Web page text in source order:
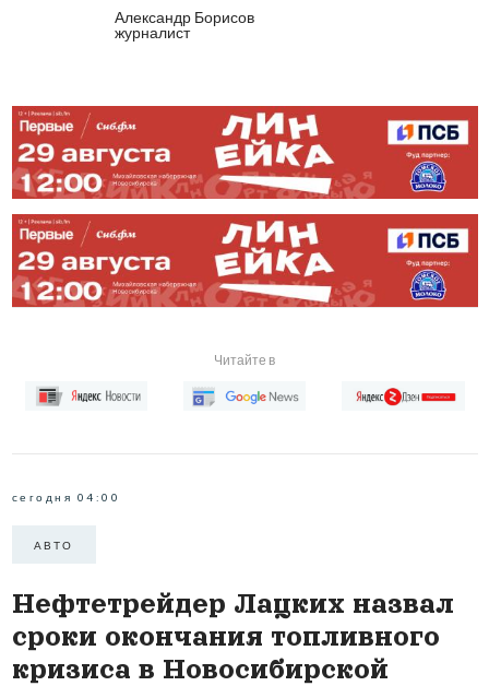
Александр Борисов
журналист
Читайте в
сегодня 04:00
АВТО
Нефтетрейдер Лацких назвал
сроки окончания топливного
кризиса в Новосибирской